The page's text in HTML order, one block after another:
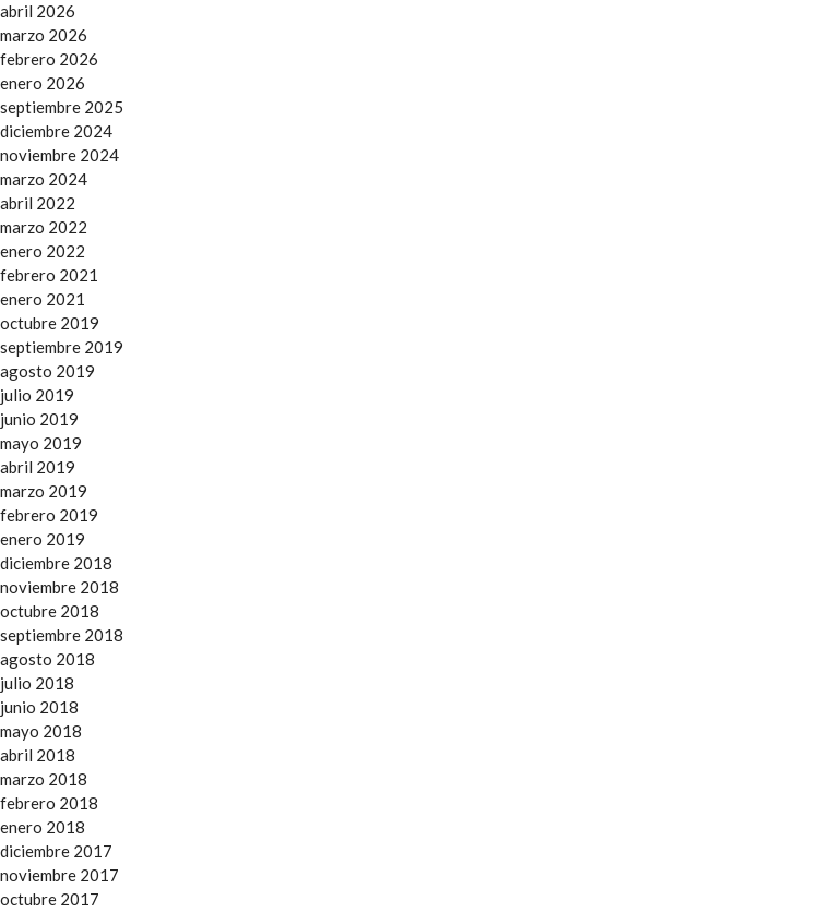
abril 2026
marzo 2026
febrero 2026
enero 2026
septiembre 2025
diciembre 2024
noviembre 2024
marzo 2024
abril 2022
marzo 2022
enero 2022
febrero 2021
enero 2021
octubre 2019
septiembre 2019
agosto 2019
julio 2019
junio 2019
mayo 2019
abril 2019
marzo 2019
febrero 2019
enero 2019
diciembre 2018
noviembre 2018
octubre 2018
septiembre 2018
agosto 2018
julio 2018
junio 2018
mayo 2018
abril 2018
marzo 2018
febrero 2018
enero 2018
diciembre 2017
noviembre 2017
octubre 2017